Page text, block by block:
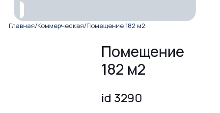
Главная/Коммерческая/Помещение 182 м2
Помещение
182 м2
id 3290